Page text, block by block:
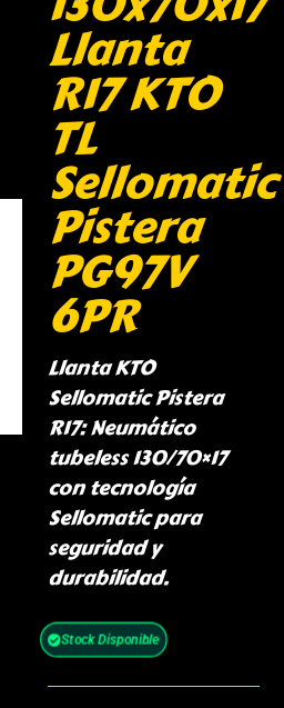
Llanta
R17 KTO
TL
Sellomatic
Pistera
PG97V
6PR
Llanta KTO
Sellomatic Pistera
R17: Neumático
tubeless 130/70×17
con tecnología
Sellomatic para
seguridad y
durabilidad.
Stock Disponible